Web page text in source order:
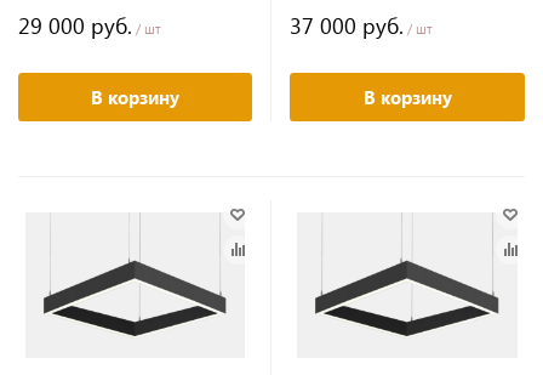
29 000 руб. / шт
В корзину
37 000 руб. / шт
В корзину